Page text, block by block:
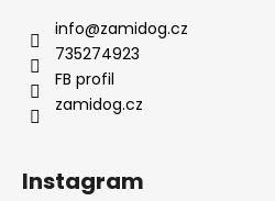
info@zamidog.cz
735274923
FB profil
zamidog.cz
Instagram